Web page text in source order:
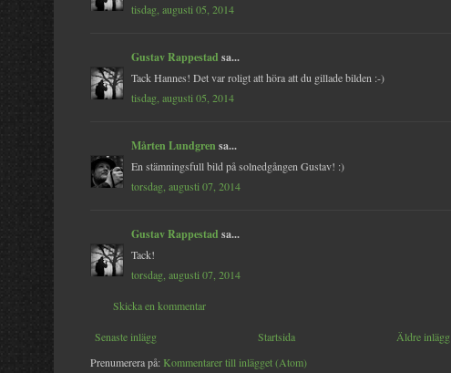
tisdag, augusti 05, 2014
Gustav Rappestad sa...
Tack Hannes! Det var roligt att höra att du gillade bilden :-)
tisdag, augusti 05, 2014
Mårten Lundgren sa...
En stämningsfull bild på solnedgången Gustav! :)
torsdag, augusti 07, 2014
Gustav Rappestad sa...
Tack!
torsdag, augusti 07, 2014
Skicka en kommentar
Senaste inlägg Äldre inlägg
Startsida
Prenumerera på: Kommentarer till inlägget (Atom)